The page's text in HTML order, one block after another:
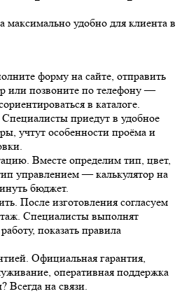
а максимально удобно для клиента в
форму на сайте, отправить
или позвоните по телефону —
в каталоге.
Специалисты приедут в удобное
учтут особенности проёма и
Вместе определим тип, цвет,
управлением—калькулятор на
бюджет.
После изготовления согласуем
Специалисты выполнят
показать правила
Официальная гарантия,
оперативная поддержка
Всегда на связи.